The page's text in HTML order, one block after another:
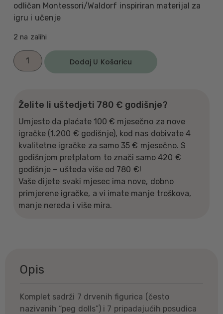
odličan Montessori/Waldorf inspiriran materijal za
igru i učenje
2 na zalihi
Dodaj U Košaricu
Želite li uštedjeti 780 € godišnje?
Umjesto da plaćate 100 € mjesečno za nove
igračke (1.200 € godišnje), kod nas dobivate 4
kvalitetne igračke za samo 35 € mjesečno. S
godišnjom pretplatom to znači samo 420 €
godišnje – ušteda više od 780 €!
Vaše dijete svaki mjesec ima nove, dobno
primjerene igračke, a vi imate manje troškova,
manje nereda i više mira.
Opis
Komplet sadrži 7 drvenih figurica (često
nazivanih “peg dolls”) i 7 pripadajućih posudica